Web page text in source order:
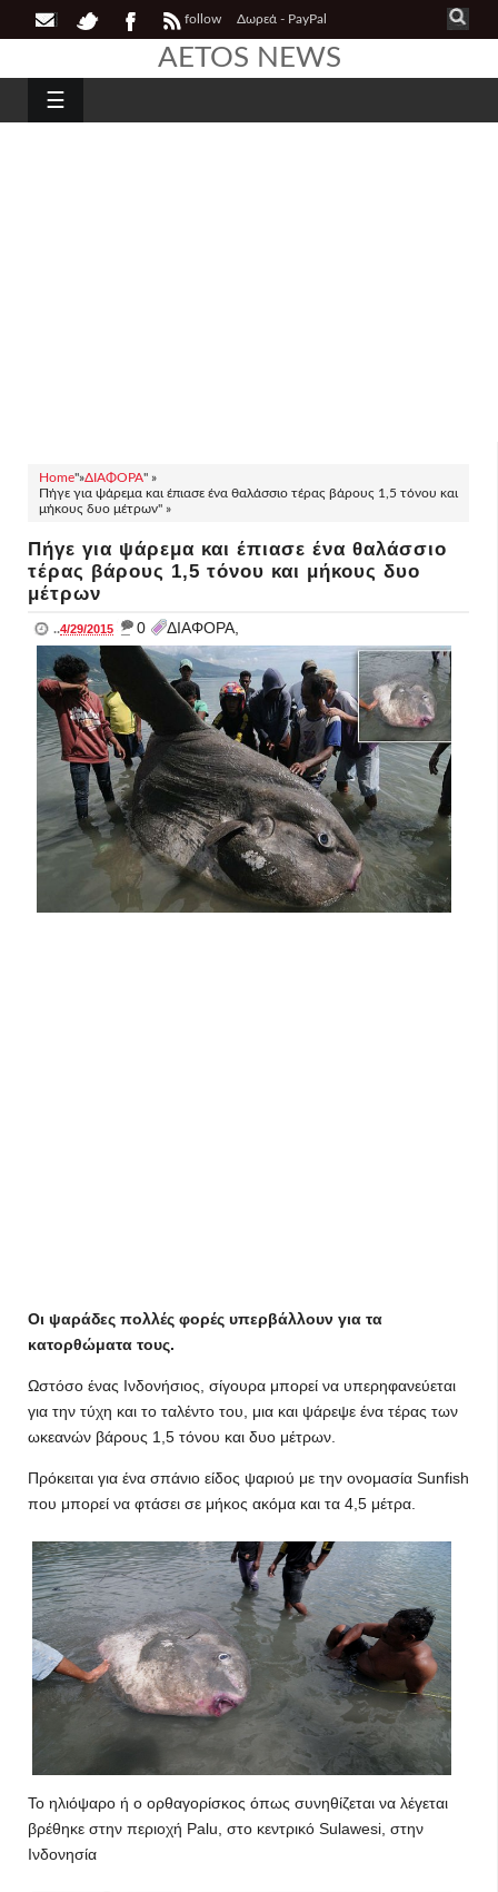
follow Δωρεά - PayPal
AETOS NEWS
☰
Home"»ΔΙΑΦΟΡΑ" »
Πήγε για ψάρεμα και έπιασε ένα θαλάσσιο τέρας βάρους 1,5 τόνου και
μήκους δυο μέτρων" »
Πήγε για ψάρεμα και έπιασε ένα θαλάσσιο
τέρας βάρους 1,5 τόνου και μήκους δυο
μέτρων
..4/29/2015 _ 0 ΔΙΑΦΟΡΑ,
Οι ψαράδες πολλές φορές υπερβάλλουν για τα
κατορθώματα τους.
Ωστόσο ένας Ινδονήσιος, σίγουρα μπορεί να υπερηφανεύεται
για την τύχη και το ταλέντο του, μια και ψάρεψε ένα τέρας των
ωκεανών βάρους 1,5 τόνου και δυο μέτρων.
Πρόκειται για ένα σπάνιο είδος ψαριού με την ονομασία Sunfish
που μπορεί να φτάσει σε μήκος ακόμα και τα 4,5 μέτρα.
Το ηλιόψαρο ή ο ορθαγορίσκος όπως συνηθίζεται να λέγεται
βρέθηκε στην περιοχή Palu, στο κεντρικό Sulawesi, στην
Ινδονησία